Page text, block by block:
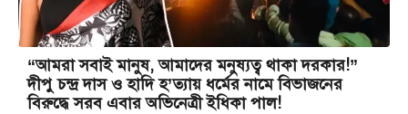
“আমরা সবাই মানুষ, আমাদের মনুষ্যত্ব থাকা দরকার!”
দীপু চন্দ্র দাস ও হাদি হ’ত্যায় ধর্মের নামে বিভাজনের
বিরুদ্ধে সরব এবার অভিনেত্রী ইধিকা পাল!